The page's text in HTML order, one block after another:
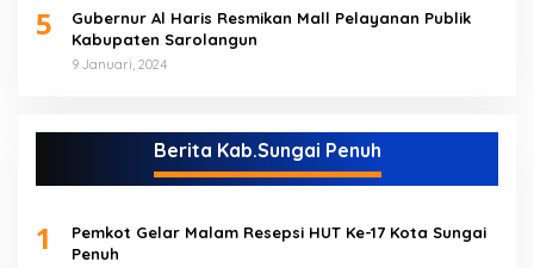
5
Gubernur Al Haris Resmikan Mall Pelayanan Publik
Kabupaten Sarolangun
9 Januari, 2024
Berita Kab.Sungai Penuh
1
Pemkot Gelar Malam Resepsi HUT Ke-17 Kota Sungai
Penuh